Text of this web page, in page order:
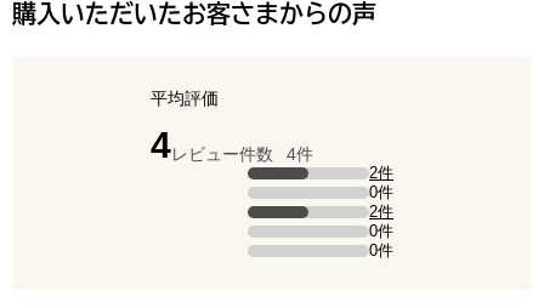
購入いただいたお客さまからの声
平均評価
4点（5点満点中）
レビュー件数 4件
5点の評価は2件です（全体の50%）。
2件
4点の評価は0件です。 0件
3点の評価は2件です（全体の50%）。
2件
2点の評価は0件です。 0件
1点の評価は0件です。 0件